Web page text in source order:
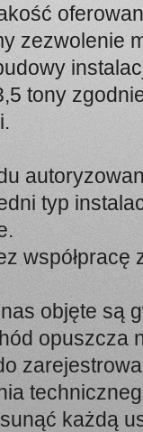
zezwolenie
tony
typ
współpracę
objęte są
opuszcza
każdą